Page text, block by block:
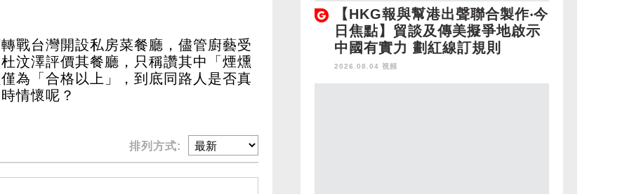
戰台灣開設私房菜餐廳，儘管廚藝受
汶澤評價其餐廳，只稱讚其中「煙燻
為「合格以上」，到底同路人是否真
情懷呢？
排列方式:
【HKG報與幫港出聲聯合製作‧今
日焦點】貿談及傳美擬爭地啟示
中國有實力 劃紅線訂規則
2026.08.04 視頻